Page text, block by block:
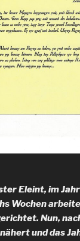
Eleint, im
Wochen
Nun,
und das